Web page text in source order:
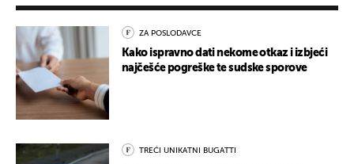
ZA POSLODAVCE
Kako ispravno dati nekome otkaz i izbjeći
najčešće pogreške te sudske sporove
TREĆI UNIKATNI BUGATTI